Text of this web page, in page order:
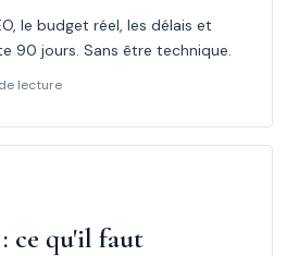
le budget réel, les délais et
90 jours. Sans être technique.
lecture
ce qu'il faut